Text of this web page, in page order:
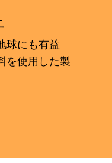
球にも有益
を使用した製